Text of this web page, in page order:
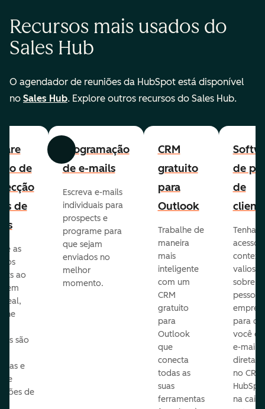
Recursos mais usados do
Sales Hub
O agendador de reuniões da HubSpot está disponível
no Sales Hub. Explore outros recursos do Sales Hub.
Anterior Avançar
de
de
as
ao
em
real,
são
e
de
Programação
de e-mails
Escreva e-mails
individuais para
prospects e
programe para
que sejam
enviados no
melhor
momento.
CRM
gratuito
para
Outlook
Trabalhe de
maneira
mais
inteligente
com um
CRM
gratuito
para
Outlook
que
conecta
todas as
suas
ferramentas
de
de
Tenha
acesso
valioso
sobre as
para
você
e-mails
no
na